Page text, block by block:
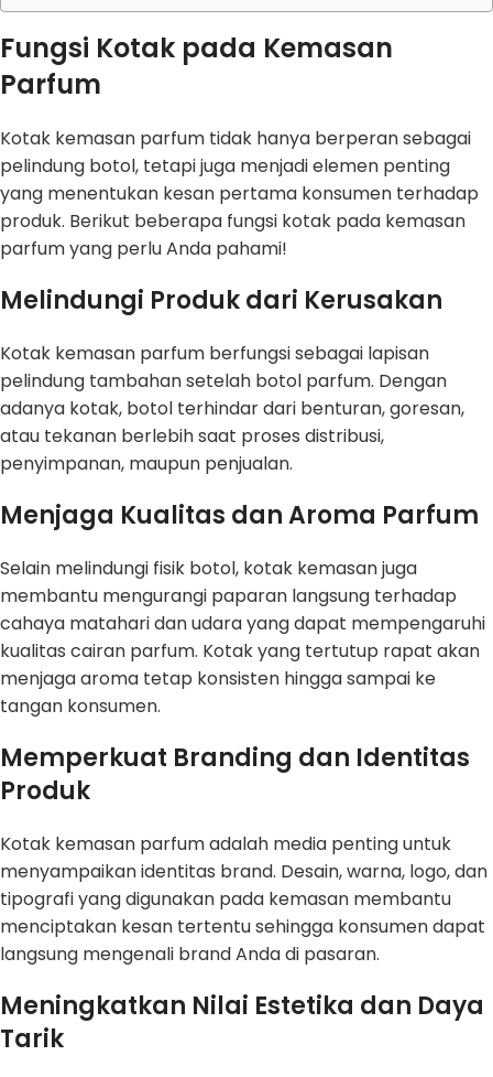
Fungsi Kotak pada Kemasan
Parfum
Kotak kemasan parfum tidak hanya berperan sebagai
pelindung botol, tetapi juga menjadi elemen penting
yang menentukan kesan pertama konsumen terhadap
produk. Berikut beberapa fungsi kotak pada kemasan
parfum yang perlu Anda pahami!
Melindungi Produk dari Kerusakan
Kotak kemasan parfum berfungsi sebagai lapisan
pelindung tambahan setelah botol parfum. Dengan
adanya kotak, botol terhindar dari benturan, goresan,
atau tekanan berlebih saat proses distribusi,
penyimpanan, maupun penjualan.
Menjaga Kualitas dan Aroma Parfum
Selain melindungi fisik botol, kotak kemasan juga
membantu mengurangi paparan langsung terhadap
cahaya matahari dan udara yang dapat mempengaruhi
kualitas cairan parfum. Kotak yang tertutup rapat akan
menjaga aroma tetap konsisten hingga sampai ke
tangan konsumen.
Memperkuat Branding dan Identitas
Produk
Kotak kemasan parfum adalah media penting untuk
menyampaikan identitas brand. Desain, warna, logo, dan
tipografi yang digunakan pada kemasan membantu
menciptakan kesan tertentu sehingga konsumen dapat
langsung mengenali brand Anda di pasaran.
Meningkatkan Nilai Estetika dan Daya
Tarik